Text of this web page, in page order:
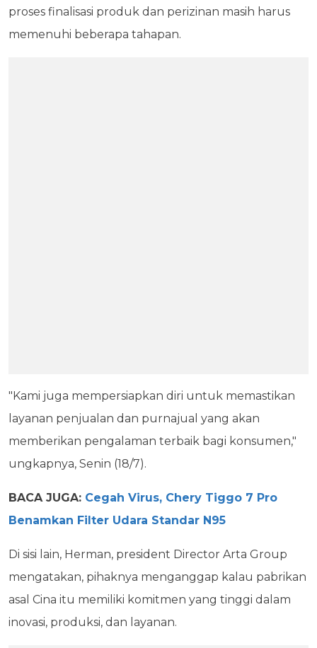
proses finalisasi produk dan perizinan masih harus
memenuhi beberapa tahapan.
"Kami juga mempersiapkan diri untuk memastikan
layanan penjualan dan purnajual yang akan
memberikan pengalaman terbaik bagi konsumen,"
ungkapnya, Senin (18/7).
BACA JUGA: Cegah Virus, Chery Tiggo 7 Pro
Benamkan Filter Udara Standar N95
Di sisi lain, Herman, president Director Arta Group
mengatakan, pihaknya menganggap kalau pabrikan
asal Cina itu memiliki komitmen yang tinggi dalam
inovasi, produksi, dan layanan.